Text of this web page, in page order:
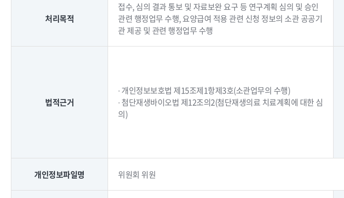
처리목적
접수, 심의 결과 통보 및 자료보완 요구 등 연구계획 심의 및 승인
관련 행정업무 수행, 요양급여 적용 관련 신청 정보의 소관 공공기
관 제공 및 관련 행정업무 수행
법적근거
∙ 개인정보보호법 제15조제1항제3호(소관업무의 수행)
∙ 첨단재생바이오법 제12조의2(첨단재생의료 치료계획에 대한 심
의)
개인정보파일명 위원회 위원